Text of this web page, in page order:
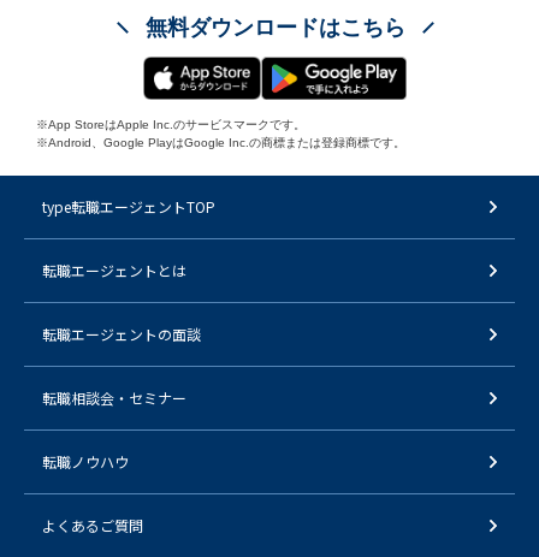
無料ダウンロードはこちら
※App StoreはApple Inc.のサービスマークです。
※Android、Google PlayはGoogle Inc.の商標または登録商標です。
type転職エージェントTOP
転職エージェントとは
転職エージェントの面談
転職相談会・セミナー
転職ノウハウ
よくあるご質問